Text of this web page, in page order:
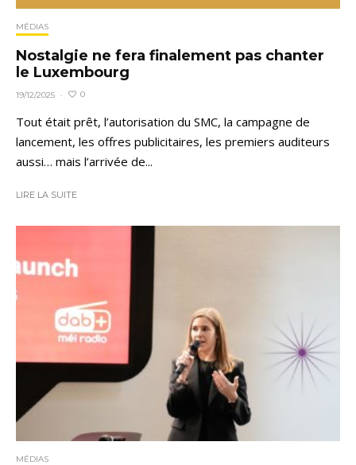
MÉDIAS
Nostalgie ne fera finalement pas chanter
le Luxembourg
19/12/2025 · 0
Tout était prêt, l’autorisation du SMC, la campagne de
lancement, les offres publicitaires, les premiers auditeurs
aussi… mais l’arrivée de...
LIRE LA SUITE
MÉDIAS